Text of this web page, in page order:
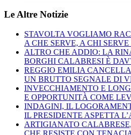
Le Altre Notizie
STAVOLTA VOGLIAMO
A CHE SERVE, A CHI
ALTRO CHE ADDIO: LA
BORGHI CALABRESI È
REGGIO EMILIA
UN BRUTTO SEGNALE DI
INVECCHIAMENTO E
E OPPORTUNITÀ COME
INDAGINI, IL
IL PRESIDENTE ASPETTA
ARTIGIANATO
CHE RESISTE CON